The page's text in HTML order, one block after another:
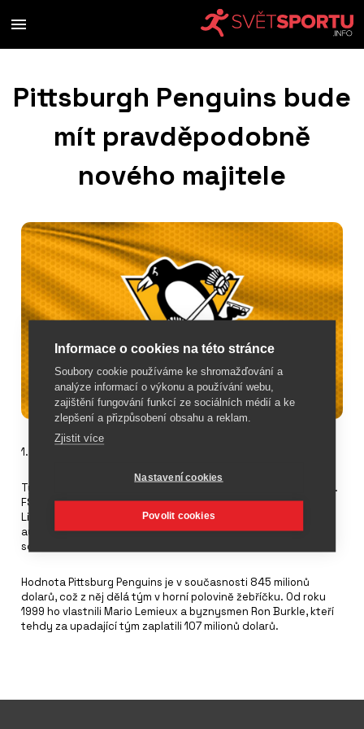
Pittsburgh Penguins bude
mít pravděpodobně
nového majitele
1. prosince 2021
Tým NHL Pittsburgh Penguins je blízko převzetí skupinou (FSG).
FSG již vlastní baseballový tým Boston Red Sox, fotbalový
Liverpool a tým Roush Fenway Racing ze seriálu
automobilových závodů Nascar. V současnosti se čeká na
schválení transakce od NHL.
Hodnota Pittsburg Penguins je v současnosti 845 milionů
dolarů, což z něj dělá tým v horní polovině žebříčku. Od roku
1999 ho vlastnili Mario Lemieux a byznysmen Ron Burkle, kteří
tehdy za upadající tým zaplatili 107 milionů dolarů.
Informace o cookies na této stránce
Soubory cookie používáme ke shromažďování a
analýze informací o výkonu a používání webu,
zajištění fungování funkcí ze sociálních médií a ke
zlepšení a přizpůsobení obsahu a reklam.
Zjistit více
Nastavení cookies
Povolit cookies